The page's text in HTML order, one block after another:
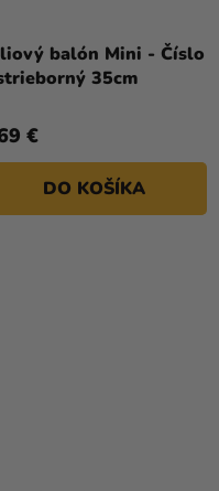
balón Mini - Číslo
35cm
€
DO KOŠÍKA